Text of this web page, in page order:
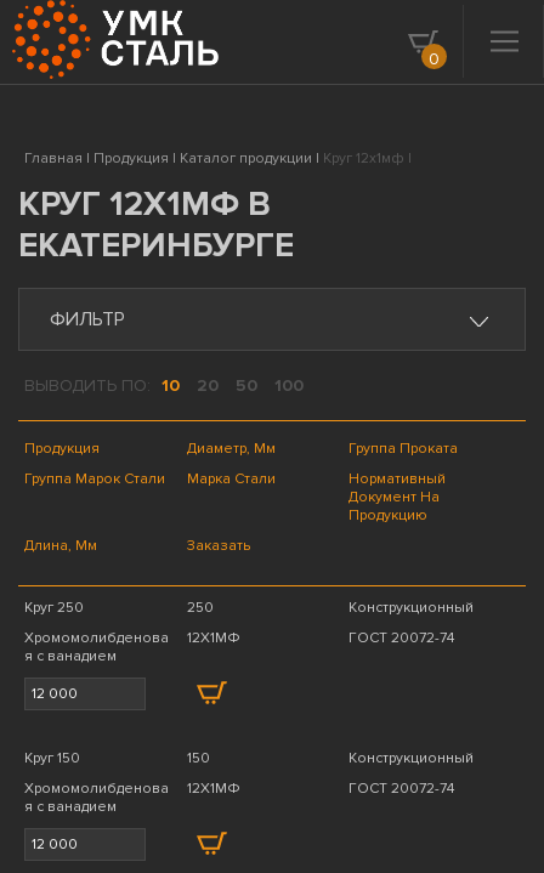
0
Главная | Продукция | Каталог продукции | Круг 12х1мф |
КРУГ 12Х1МФ В
ЕКАТЕРИНБУРГЕ
ФИЛЬТР
ВЫВОДИТЬ ПО: 10 20 50 100
Продукция Диаметр, Мм
Группа Проката
Группа Марок Стали
Марка Стали
Нормативный
Документ На
Продукцию
Длина, Мм
Заказать
Круг 250 250
Конструкционный
Хромомолибденова
я с ванадием
12Х1МФ ГОСТ 20072-74
Круг 150 150
Конструкционный
Хромомолибденова
я с ванадием
12Х1МФ ГОСТ 20072-74